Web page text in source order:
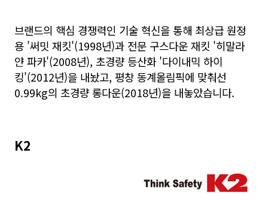
브랜드의 핵심 경쟁력인 기술 혁신을 통해 최상급 원정
용 '써밋 재킷'(1998년)과 전문 구스다운 재킷 '히말라
얀 파카'(2008년), 초경량 등산화 '다이내믹 하이
킹'(2012년)을 내놨고, 평창 동계올림픽에 맞춰선
0.99kg의 초경량 롱다운(2018년)을 내놓았습니다.
K2